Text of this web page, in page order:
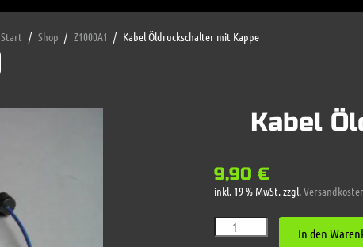
Start / Shop / Z1000A1 / Kabel Öldruckschalter mit Kappe
Kabel
9,90€
inkl. 19 % MwSt.zzgl.
Kabel
Öldruckschalter
In den